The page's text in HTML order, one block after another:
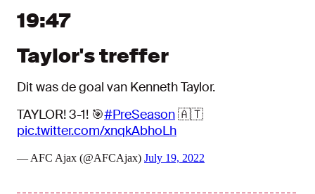
19:47
Taylor's treffer
Dit was de goal van Kenneth Taylor.
TAYLOR! 3-1! 🎯#PreSeason🇦🇹
pic.twitter.com/xnqkAbhoLh
— AFC Ajax (@AFCAjax) July 19, 2022